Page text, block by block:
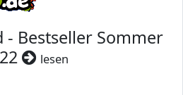
- Bestseller Sommer
lesen